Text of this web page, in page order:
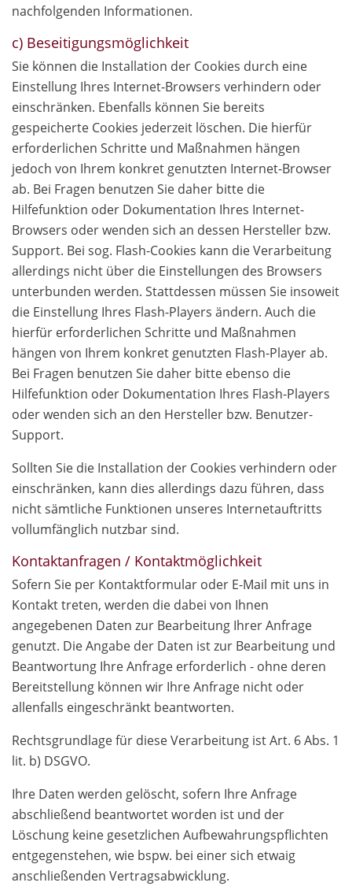
nachfolgenden Informationen.
c) Beseitigungsmöglichkeit
Sie können die Installation der Cookies durch eine
Einstellung Ihres Internet-Browsers verhindern oder
einschränken. Ebenfalls können Sie bereits
gespeicherte Cookies jederzeit löschen. Die hierfür
erforderlichen Schritte und Maßnahmen hängen
jedoch von Ihrem konkret genutzten Internet-Browser
ab. Bei Fragen benutzen Sie daher bitte die
Hilfefunktion oder Dokumentation Ihres Internet-
Browsers oder wenden sich an dessen Hersteller bzw.
Support. Bei sog. Flash-Cookies kann die Verarbeitung
allerdings nicht über die Einstellungen des Browsers
unterbunden werden. Stattdessen müssen Sie insoweit
die Einstellung Ihres Flash-Players ändern. Auch die
hierfür erforderlichen Schritte und Maßnahmen
hängen von Ihrem konkret genutzten Flash-Player ab.
Bei Fragen benutzen Sie daher bitte ebenso die
Hilfefunktion oder Dokumentation Ihres Flash-Players
oder wenden sich an den Hersteller bzw. Benutzer-
Support.
Sollten Sie die Installation der Cookies verhindern oder
einschränken, kann dies allerdings dazu führen, dass
nicht sämtliche Funktionen unseres Internetauftritts
vollumfänglich nutzbar sind.
Kontaktanfragen / Kontaktmöglichkeit
Sofern Sie per Kontaktformular oder E-Mail mit uns in
Kontakt treten, werden die dabei von Ihnen
angegebenen Daten zur Bearbeitung Ihrer Anfrage
genutzt. Die Angabe der Daten ist zur Bearbeitung und
Beantwortung Ihre Anfrage erforderlich - ohne deren
Bereitstellung können wir Ihre Anfrage nicht oder
allenfalls eingeschränkt beantworten.
Rechtsgrundlage für diese Verarbeitung ist Art. 6 Abs. 1
lit. b) DSGVO.
Ihre Daten werden gelöscht, sofern Ihre Anfrage
abschließend beantwortet worden ist und der
Löschung keine gesetzlichen Aufbewahrungspflichten
entgegenstehen, wie bspw. bei einer sich etwaig
anschließenden Vertragsabwicklung.